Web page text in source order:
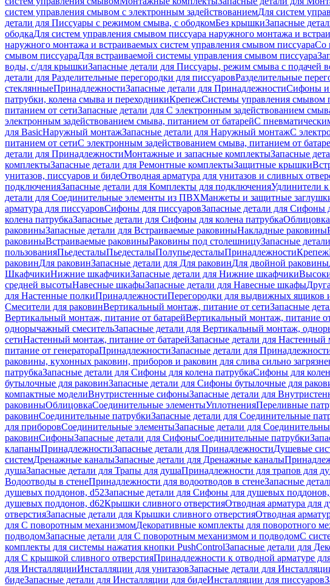
систем управления смывом с электронным задействованиемДля систем
детали для Писсуары с режимом смыва, с ободкомБез крышкиЗапасные
ободкаДля систем управления смывом писсуара наружного монтажа и
наружного монтажа и встраиваемых систем управления смывом писсуараСо
смывом писсуараДля встраиваемой системы управления смывом писсуара
воды, с/для крышкиЗапасные детали для Писсуары, режим смыва с подачей
детали для Разделительные перегородки для писсуаровРазделительные
стеклянныеПринадлежностиЗапасные детали для ПринадлежностиСифоны и
патрубки, колена смыва и переходникиКрепежСистемы управления смывом
питанием от сетиЗапасные детали для С электронным задействованием
электронным задействованием смыва, питанием от батарейС
для BasicНаружный монтажЗапасные детали для Наружный монтажС
питанием от сетиС электронным задействованием смыва, питанием от
детали для ПринадлежностиМонтажные и запасные комплектыЗапасные
комплектыЗапасные детали для Ремонтные комплектыЗащитные крышки
унитазов, писсуаров и бидеОтводная арматура для унитазов и сливных
подключенияЗапасные детали для Комплекты для подключенияУдлинители
детали для Соединительные элементы из ПВХМанжеты и защитные
арматура для писсуаровCифоны для писсуаровЗапасные детали для Cифоны
колена патрубкаЗапасные детали для Сифоны для колена патрубкаОблицовка
раковиныЗапасные детали для Встраиваемые раковиныНакладные раковины
раковиныВстраиваемые раковиныРаковины под столешницуЗапасные
пользованияПьедесталыПьедесталыПолупьедесталыПринадлежностиКрепеж
раковинДля раковинЗапасные детали для Для раковинДля двойной раковины
ШкафчикиНижние шкафчикиЗапасные детали для Нижние шкафчики
средней высотыНавесные шкафыЗапасные детали для Навесные шкафы
для Настенные полкиПринадлежностиПерегородки для выдвижных ящиков
Смесители для раковинВертикальный монтаж, питание от сетиЗапасные
Вертикальный монтаж, питание от батарейВертикальный монтаж, питание
однорычажный смесительЗапасные детали для Вертикальный монтаж,
сетиНастенный монтаж, питание от батарейЗапасные детали для Настенный
питание от генератораПринадлежностиЗапасные детали для
раковины, кухонных раковин, приборов и раковин для слива сильно
патрубкаЗапасные детали для Сифоны для колена патрубкаСифоны для
бутылочные для раковинЗапасные детали для Сифоны бутылочные для
компактные моделиВнутристенные сифоныЗапасные детали для
раковиныОблицовкаСоединительные элементыУплотненияПереливные
раковинСоединительные патрубкиЗапасные детали для Соединительные
для приборовСоединительные элементыЗапасные детали для
раковинСифоныЗапасные детали для СифоныСоединительные патрубки
клапаныПринадлежностиЗапасные детали для ПринадлежностиДушевые
системДренажные каналыЗапасные детали для Дренажные каналы
душаЗапасные детали для Трапы для душаПринадлежности для трапов для
Водоотводы в стенеПринадлежности для водоотводов в стенеЗапасные
душевых поддонов, d52Запасные детали для Сифоны для душевых
душевых поддонов, d62Крышки сливного отверстияОтводная арматура для
отверстияЗапасные детали для Крышки сливного отверстияОтводная
для С поворотным механизмомДекоративные комплекты для поворотного
подводомЗапасные детали для С поворотным механизмом и подводомС
комплекты для системы нажатия кнопки PushControlЗапасные детали для
для С крышкой сливного отверстияПринадлежности к отводной арматуре
для ИнсталляцииИнсталляции для унитазовЗапасные детали для
бидеЗапасные детали для Инсталляции для бидеИнсталляции для писсуаров